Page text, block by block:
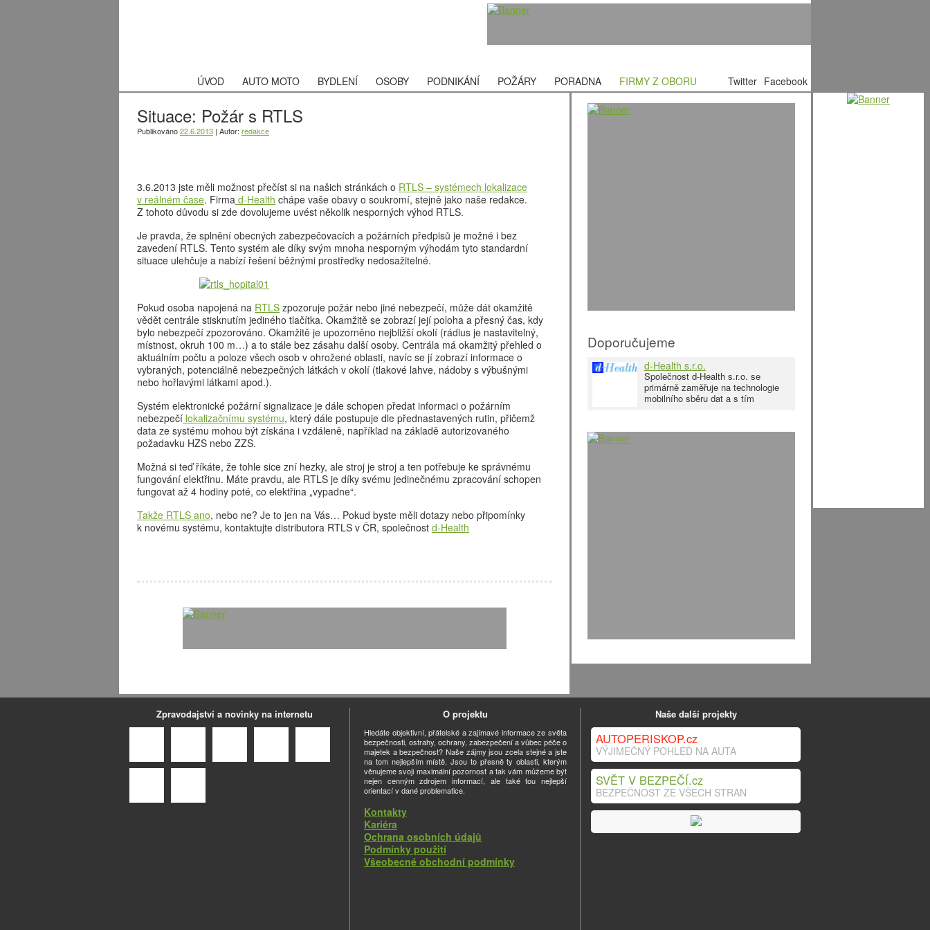
ÚVOD AUTO MOTO BYDLENÍ OSOBY PODNIKÁNÍ POŽÁRY PORADNA FIRMY Z OBORU Twitter Facebook
Situace: Požár s RTLS
Publikováno22.6.2013 | Autor: redakce
3.6.2013 jste měli možnost přečíst si na našich stránkách o RTLS – systémech lokalizace
v reálném čase. Firma d-Health chápe vaše obavy o soukromí, stejně jako naše redakce.
Z tohoto důvodu si zde dovolujeme uvést několik nesporných výhod RTLS.
Je pravda, že splnění obecných zabezpečovacích a požárních předpisů je možné i bez
zavedení RTLS. Tento systém ale díky svým mnoha nesporným výhodám tyto standardní
situace ulehčuje a nabízí řešení běžnými prostředky nedosažitelné.
Pokud osoba napojená na RTLS zpozoruje požár nebo jiné nebezpečí, může dát okamžitě
vědět centrále stisknutím jediného tlačítka. Okamžitě se zobrazí její poloha a přesný čas, kdy
bylo nebezpečí zpozorováno. Okamžitě je upozorněno nejbližší okolí (rádius je nastavitelný,
místnost, okruh 100 m…) a to stále bez zásahu další osoby. Centrála má okamžitý přehled o
aktuálním počtu a poloze všech osob v ohrožené oblasti, navíc se jí zobrazí informace o
vybraných, potenciálně nebezpečných látkách v okolí (tlakové lahve, nádoby s výbušnými
nebo hořlavými látkami apod.).
Systém elektronické požární signalizace je dále schopen předat informaci o požárním
nebezpečí lokalizačnímu systému, který dále postupuje dle přednastavených rutin, přičemž
data ze systému mohou být získána i vzdáleně, například na základě autorizovaného
požadavku HZS nebo ZZS.
Možná si teď říkáte, že tohle sice zní hezky, ale stroj je stroj a ten potřebuje ke správnému
fungování elektřinu. Máte pravdu, ale RTLS je díky svému jedinečnému zpracování schopen
fungovat až 4 hodiny poté, co elektřina „vypadne“.
Takže RTLS ano, nebo ne? Je to jen na Vás… Pokud byste měli dotazy nebo připomínky
k novému systému, kontaktujte distributora RTLS v ČR, společnost d-Health
Doporučujeme
d-Health s.r.o.
Společnost d-Health s.r.o. se
primárně zaměřuje na technologie
mobilního sběru dat a s tím
řešení, vývoje a implementace
Zpravodajství a novinky na internetu Naše další projekty
AUTOPERISKOP.cz
VÝJIMEČNÝ POHLED NA AUTA
SVĚT V BEZPEČÍ.cz
BEZPEČNOST ZE VŠECH STRAN
O projektu
Hledáte objektivní, přátelské a zajímavé informace ze světa
bezpečnosti, ostrahy, ochrany, zabezpečení a vůbec péče o
majetek a bezpečnost? Naše zájmy jsou zcela stejné a jste
na tom nejlepším místě. Jsou to přesně ty oblasti, kterým
věnujeme svoji maximální pozornost a tak vám můžeme být
nejen cenným zdrojem informací, ale také tou nejlepší
orientací v dané problematice.
Kontakty
Kariéra
Ochrana osobních údajů
Podmínky použití
Všeobecné obchodní podmínky